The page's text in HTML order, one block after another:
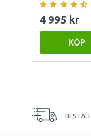
4 995 kr
KÖP
BESTÄLL